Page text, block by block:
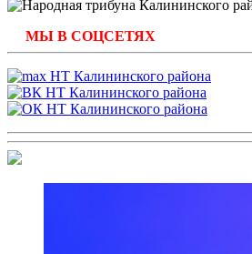
МЫ В СОЦСЕТЯХ